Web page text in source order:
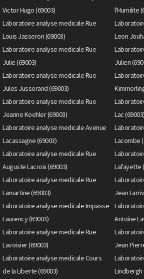
Victor Hugo (69003)
l'Humilite
Laboratoire analyse medicale Rue
Louis Jasseron (69003)
Leon
Laboratoire analyse medicale Rue
Julie (69003)
Julien
Laboratoire analyse medicale Rue
Jules Jusserand (69003)
Laboratoire analyse medicale Rue
Jeanne Koehler (69003)
Lac (69003)
Laboratoire analyse medicale Avenue
Lacassagne (69003)
Lacombe
Laboratoire analyse medicale Rue
Auguste Lacroix (69003)
Lafayette
Laboratoire analyse medicale Rue
Lamartine (69003)
Jean
Laboratoire analyse medicale Impasse
Laurency (69003)
Antoine
Laboratoire analyse medicale Rue
Lavoisier (69003)
Jean
Laboratoire analyse medicale Cours
de la Liberte (69003)
Lindbergh